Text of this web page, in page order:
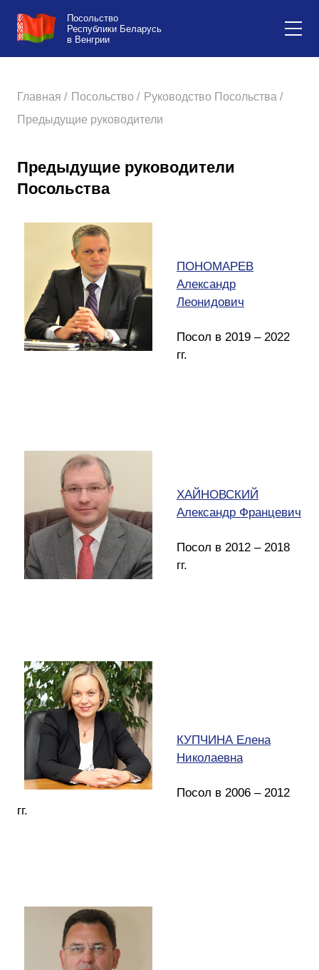
Посольство
Республики Беларусь
в Венгрии
Главная / Посольство / Руководство Посольства /
Предыдущие руководители
Предыдущие руководители
Посольства
ПОНОМАРЕВ
Александр
Леонидович
Посол в 2019 – 2022
гг.
ХАЙНОВСКИЙ
Александр Францевич
Посол в 2012 – 2018
гг.
КУПЧИНА Елена
Николаевна
Посол в 2006 – 2012
гг.